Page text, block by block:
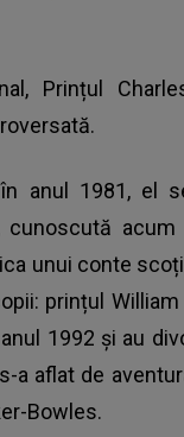
Prințul
anul 1981, el
cunoscută acum
unui conte
prințul William
1992 și au
a aflat de
Bowles.